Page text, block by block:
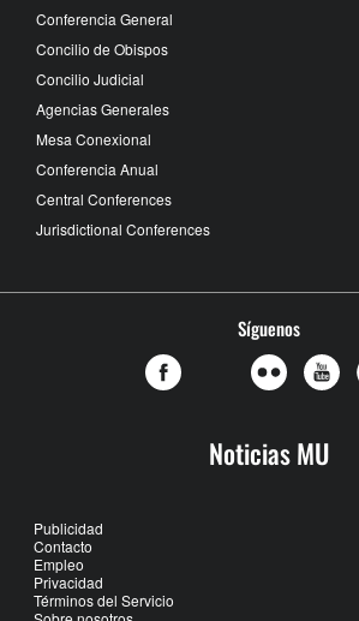
Conferencia General
Concilio de Obispos
Concilio Judicial
Agencias Generales
Mesa Conexional
Conferencia Anual
Central Conferences
Jurisdictional Conferences
Síguenos
Noticias MU
Publicidad
Contacto
Empleo
Privacidad
Términos del Servicio